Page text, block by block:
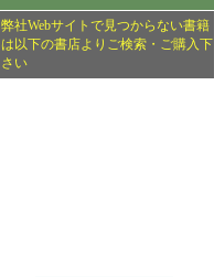
弊社Webサイトで見つからない書籍
は以下の書店よりご検索・ご購入下
さい